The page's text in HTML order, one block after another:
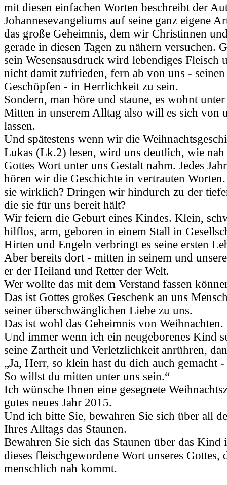
mit diesen einfachen Worten beschreibt der
Johannesevangeliums auf seine ganz eigene
das große Geheimnis, dem wir Christinnen
gerade in diesen Tagen zu nähern versuchen.
sein Wesensausdruck wird lebendiges Fleisch
nicht damit zufrieden, fern ab von uns -
Geschöpfen - in Herrlichkeit zu sein.
Sondern, man höre und staune, es wohnt
Mitten in unserem Alltag also will es sich von
lassen.
Und spätestens wenn wir die
Lukas (Lk.2) lesen, wird uns deutlich, wie
Gottes Wort unter uns Gestalt nahm. Jedes
hören wir die Geschichte in vertrauten
sie wirklich? Dringen wir hindurch zu der
die sie für uns bereit hält?
Wir feiern die Geburt eines Kindes. Klein,
hilflos, arm, geboren in einem Stall in
Hirten und Engeln verbringt es seine ersten
Aber bereits dort - mitten in seinem und
er der Heiland und Retter der Welt.
Wer wollte das mit dem Verstand fassen
Das ist Gottes großes Geschenk an uns
seiner überschwänglichen Liebe zu uns.
Das ist wohl das Geheimnis von Weihnachten.
Und immer wenn ich ein neugeborenes Kind
seine Zartheit und Verletzlichkeit anrühren,
„Ja, Herr, so klein hast du dich auch gemacht
So willst du mitten unter uns sein.“
Ich wünsche Ihnen eine gesegnete
gutes neues Jahr 2015.
Und ich bitte Sie, bewahren Sie sich über all
Ihres Alltags das Staunen.
Bewahren Sie sich das Staunen über das
dieses fleischgewordene Wort unseres Gottes,
menschlich nah kommt.